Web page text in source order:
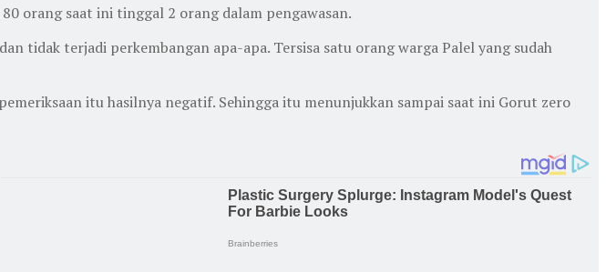
orang saat ini tinggal 2 orang dalam pengawasan.
tidak terjadi perkembangan apa-apa. Tersisa satu orang warga Palel yang sudah
itu hasilnya negatif. Sehingga itu menunjukkan sampai saat ini Gorut zero